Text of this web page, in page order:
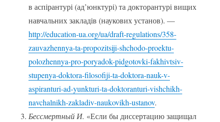
в аспірантурі (ад’юнктурі) та докторантурі вищих
навчальних закладів (наукових установ). —
http://education-ua.org/ua/draft-regulations/358-
zauvazhennya-ta-propozitsiji-shchodo-proektu-
polozhennya-pro-poryadok-pidgotovki-fakhivtsiv-
stupenya-doktora-filosofiji-ta-doktora-nauk-v-
aspiranturi-ad-yunkturi-ta-doktoranturi-vishchikh-
navchalnikh-zakladiv-naukovikh-ustanov.
Бессмертный И. «Если бы диссертацию защищал